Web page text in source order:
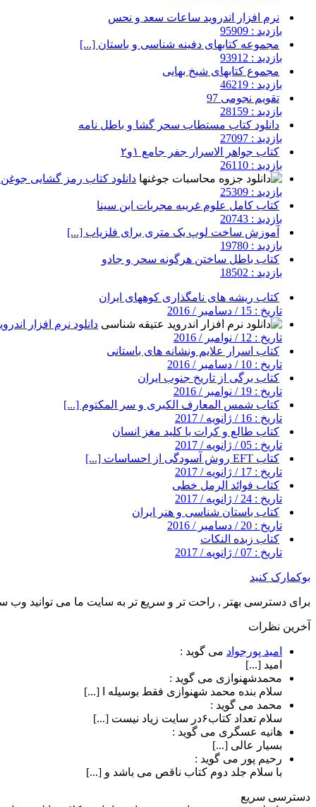
نرم افزار اندروید ساعات سعد و نحس
بازدید : 95909
مجموعه کتابهای دفینه شناسی و باستان [...]
بازدید : 93912
مجموع کتابهای شیخ بهایی
بازدید : 46219
تقویم نجومی 97
بازدید : 28159
دانلود کتاب مستطاب سحر گشا و باطل نامه
بازدید : 27097
کتاب جواهر الاسرار جفر جامع ۱و۲
بازدید : 26110
دانلود کتاب رمز گشایی
بازدید : 25309
کتاب کامل علوم غریبه مجربات ابن سینا
بازدید : 20743
آموزش ساخت لوپ یک متری برای فلزیاب [...]
بازدید : 19780
کتاب باطل ساختن هرگونه سحر و جادو
بازدید : 18502
کتاب ریشه های نامگذاری کوههای ایران
تاریخ : 15 / دسامبر / 2016
دانلود نرم افزار
تاریخ : 12 / نوامبر / 2016
کتاب اسرار علایم ونشانه های باستانی
تاریخ : 10 / دسامبر / 2016
کتاب برگی از تاریخ جنوب ایران
تاریخ : 19 / نوامبر / 2016
کتاب شمس المعارف الکبری و سر المکتوم [...]
تاریخ : 16 / ژانویه / 2017
کتاب طالع و کرات یا کلید مغز انسان
تاریخ : 05 / ژانویه / 2017
کتاب EFT روش آسودگی از احساسات [...]
تاریخ : 17 / ژانویه / 2017
کتاب فوائد الرمل خطی
تاریخ : 24 / ژانویه / 2017
کتاب باستان شناسی و هنر ایران
تاریخ : 20 / دسامبر / 2016
کتاب زبده النکات
تاریخ : 07 / ژانویه / 2017
بوکمارک کنید
برای دسترسی بهتر , راحت تر و سریع تر به سایت ما می توانید وب
آخرین نظرات
امید پورجواد می گوید :
امید [...]
محمدشهنوازی می گوید :
سلام بنده محمد شهنوازی فقط بوسیله ا [...]
محمد می گوید :
سلام تعداد کتاب۶در سایت زیاد نیست [...]
هانیه عسگری می گوید :
بسیار عالی [...]
رحیم پور می گوید :
با سلام جلد دوم کتاب ناقص می باشد و [...]
دسترسی سریع